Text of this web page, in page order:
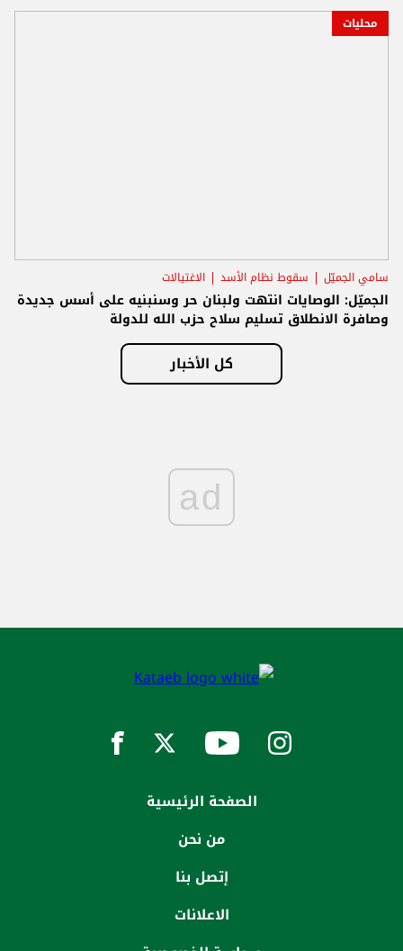
محليات
سامي الجميّل سقوط نظام الأسد الاغتيالات
الجميّل: الوصايات انتهت ولبنان حر وسنبنيه على أسس جديدة
وصافرة الانطلاق تسليم سلاح حزب الله للدولة
كل الأخبار
ad
الصفحة الرئيسية
من نحن
إتصل بنا
الاعلانات